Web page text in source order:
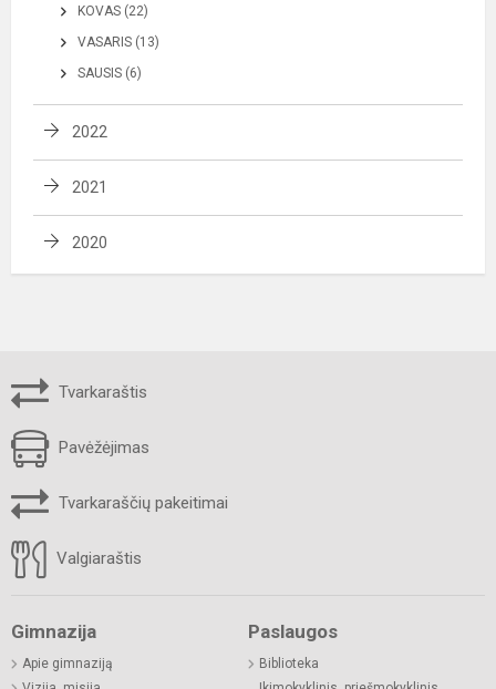
KOVAS (22)
VASARIS (13)
SAUSIS (6)
2022
2021
2020
Tvarkaraštis
Pavėžėjimas
Tvarkaraščių pakeitimai
Valgiaraštis
Gimnazija
Apie gimnaziją
Paslaugos
Biblioteka